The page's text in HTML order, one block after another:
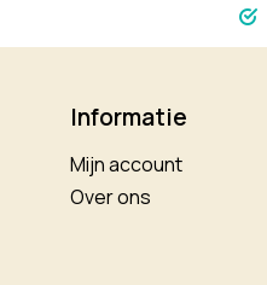
Informatie
Mijn account
Over ons